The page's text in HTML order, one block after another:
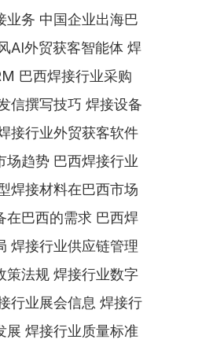
业务 中国企业出海巴
AI外贸获客智能体 焊
巴西焊接行业采购
信撰写技巧 焊接设备
接行业外贸获客软件
场趋势 巴西焊接行业
焊接材料在巴西市场
在巴西的需求 巴西焊
焊接行业供应链管理
策法规 焊接行业数字
行业展会信息 焊接行
展 焊接行业质量标准